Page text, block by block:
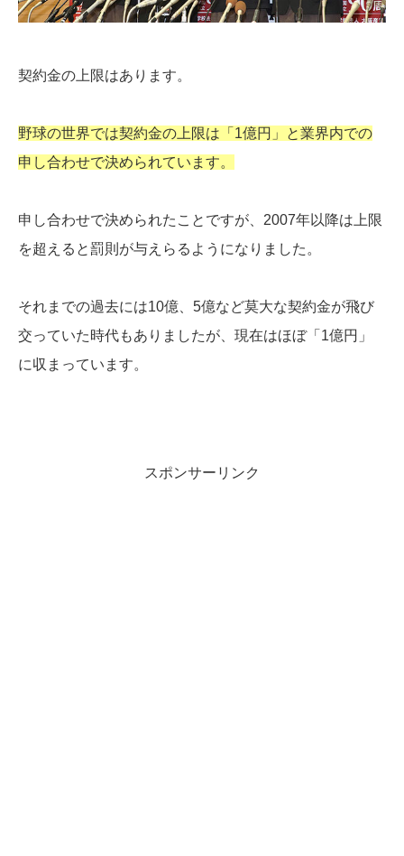
契約金の上限はあります。
野球の世界では契約金の上限は「1億円」と業界内での
申し合わせで決められています。
申し合わせで決められたことですが、2007年以降は上限
を超えると罰則が与えらるようになりました。
それまでの過去には10億、5億など莫大な契約金が飛び
交っていた時代もありましたが、現在はほぼ「1億円」
に収まっています。
スポンサーリンク